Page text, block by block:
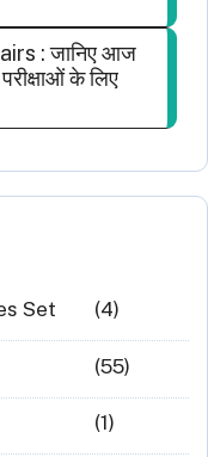
: जानिए आज
के लिए
Set (4)
(55)
(1)